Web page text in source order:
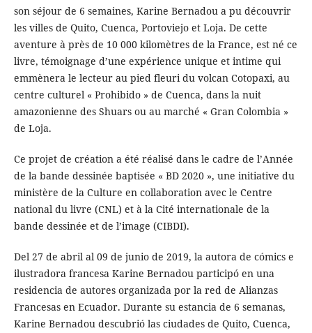
son séjour de 6 semaines, Karine Bernadou a pu découvrir
les villes de Quito, Cuenca, Portoviejo et Loja. De cette
aventure à près de 10 000 kilomètres de la France, est né ce
livre, témoignage d’une expérience unique et intime qui
emmènera le lecteur au pied fleuri du volcan Cotopaxi, au
centre culturel « Prohibido » de Cuenca, dans la nuit
amazonienne des Shuars ou au marché « Gran Colombia »
de Loja.
Ce projet de création a été réalisé dans le cadre de l’Année
de la bande dessinée baptisée « BD 2020 », une initiative du
ministère de la Culture en collaboration avec le Centre
national du livre (CNL) et à la Cité internationale de la
bande dessinée et de l’image (CIBDI).
Del 27 de abril al 09 de junio de 2019, la autora de cómics e
ilustradora francesa Karine Bernadou participó en una
residencia de autores organizada por la red de Alianzas
Francesas en Ecuador. Durante su estancia de 6 semanas,
Karine Bernadou descubrió las ciudades de Quito, Cuenca,